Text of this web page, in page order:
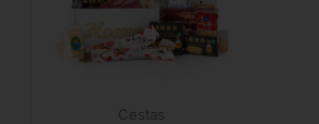
Cestas